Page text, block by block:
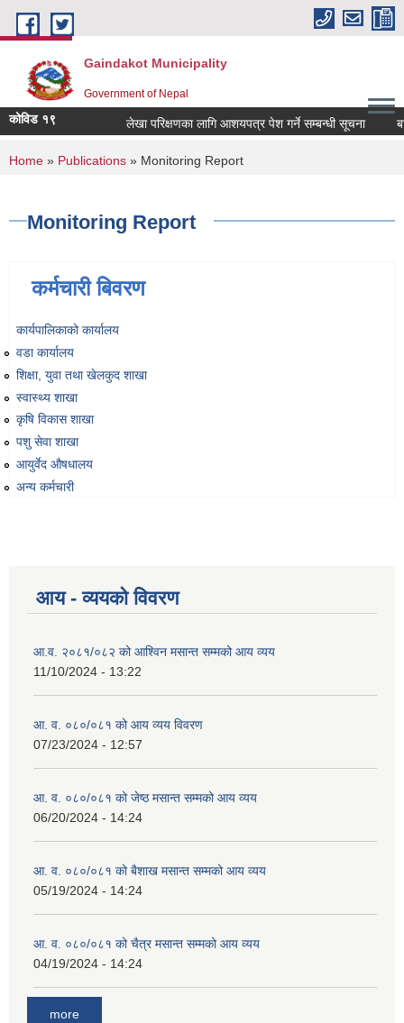
Skip to main content
Gaindakot Municipality
Government of Nepal
कोविड १९ लेखा परिक्षणका लागि आशयपत्र पेश गर्ने सम्बन्धी सूचना
You are here
Home » Publications » Monitoring Report
Monitoring Report
कर्मचारी बिवरण
कार्यपालिकाको कार्यालय
वडा कार्यालय
शिक्षा, युवा तथा खेलकुद शाखा
स्वास्थ्य शाखा
कृषि विकास शाखा
पशु सेवा शाखा
आयुर्वेद औषधालय
अन्य कर्मचारी
आय - व्ययको विवरण
आ.व. २०८१/०८२ को आश्विन मसान्त सम्मको आय व्यय
11/10/2024 - 13:22
आ. व. ०८०/०८१ को आय व्यय विवरण
07/23/2024 - 12:57
आ. व. ०८०/०८१ को जेष्ठ मसान्त सम्मको आय व्यय
06/20/2024 - 14:24
आ. व. ०८०/०८१ को बैशाख मसान्त सम्मको आय व्यय
05/19/2024 - 14:24
आ. व. ०८०/०८१ को चैत्र मसान्त सम्मको आय व्यय
04/19/2024 - 14:24
more